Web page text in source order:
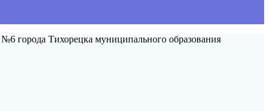
города Тихорецка муниципального образования